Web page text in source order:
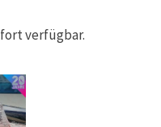
verfügbar.